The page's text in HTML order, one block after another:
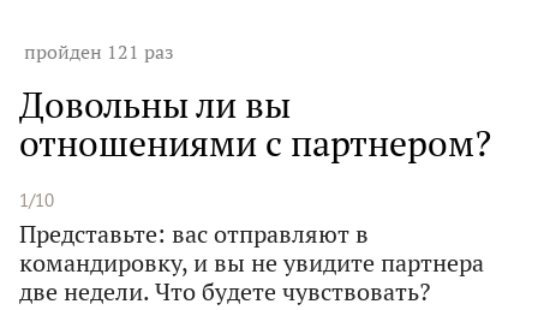
пройден 121 раз
Довольны ли вы
отношениями с партнером?
1/10
Представьте: вас отправляют в
командировку, и вы не увидите партнера
две недели. Что будете чувствовать?